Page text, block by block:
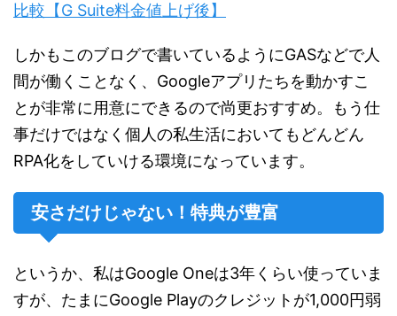
比較【G Suite料金値上げ後】
しかもこのブログで書いているようにGASなどで人
間が働くことなく、Googleアプリたちを動かすこ
とが非常に用意にできるので尚更おすすめ。もう仕
事だけではなく個人の私生活においてもどんどん
RPA化をしていける環境になっています。
安さだけじゃない！特典が豊富
というか、私はGoogle Oneは3年くらい使っていま
すが、たまにGoogle Playのクレジットが1,000円弱